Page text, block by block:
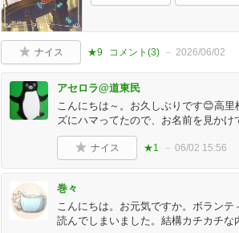
ナイス ★9 コメント(3) 2026/06/02
アセロラ@道東民
こんにちは～。お久しぶりです😊高
ズにハマってたので、お名前を見か
ナイス ★1 06/02 15:56
巻々
こんにちは。お元気ですか。ボラン
読んでしまいました。結構カチカチ